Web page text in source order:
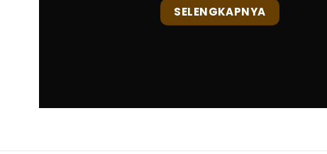
SELENGKAPNYA